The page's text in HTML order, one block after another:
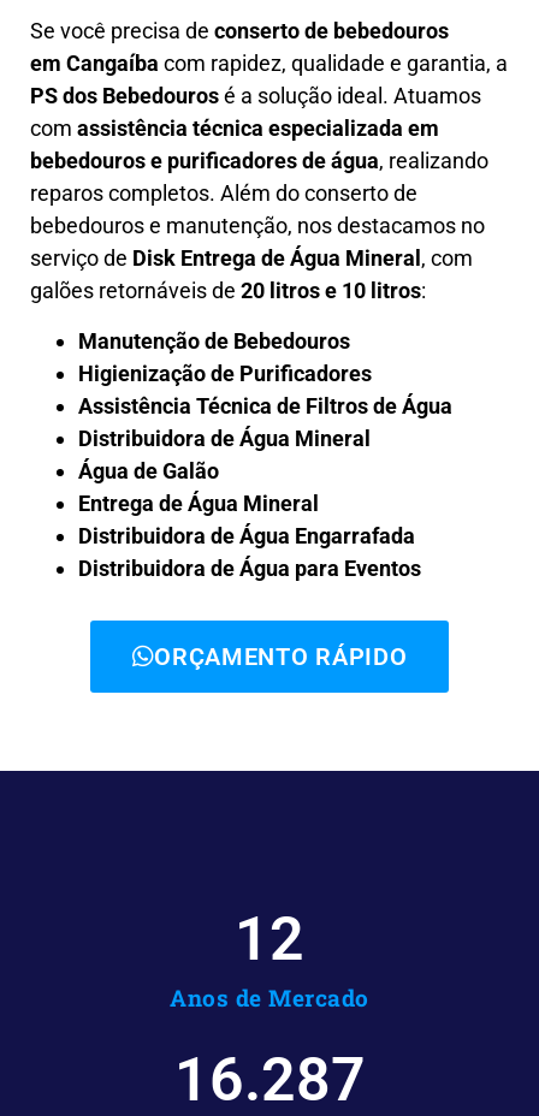
Se você precisa de conserto de bebedouros
em Cangaíba com rapidez, qualidade e garantia, a
PS dos Bebedourosé a solução ideal. Atuamos
com assistência técnica especializada em
bebedouros e purificadores de água, realizando
reparos completos. Além do conserto de
bebedouros e manutenção, nos destacamos no
serviço de Disk Entrega de Água Mineral , com
galões retornáveis de 20 litros e 10 litros:
Manutenção de Bebedouros
Higienização de Purificadores
Assistência Técnica de Filtros de Água
Distribuidora de Água Mineral
Água de Galão
Entrega de Água Mineral
Distribuidora de Água Engarrafada
Distribuidora de Água para Eventos
ORÇAMENTO RÁPIDO
Anos de Mercado
12
16.287